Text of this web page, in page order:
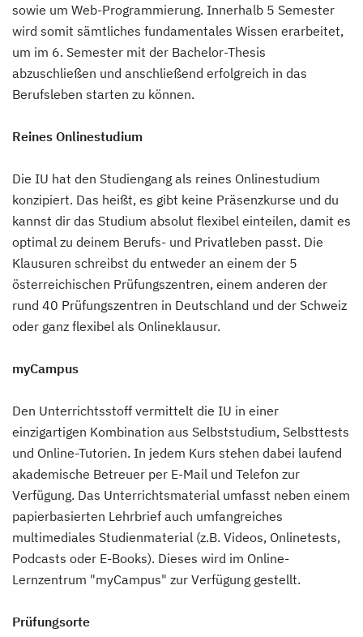
sowie um Web-Programmierung. Innerhalb 5 Semester
wird somit sämtliches fundamentales Wissen erarbeitet,
um im 6. Semester mit der Bachelor-Thesis
abzuschließen und anschließend erfolgreich in das
Berufsleben starten zu können.
Reines Onlinestudium
Die IU hat den Studiengang als reines Onlinestudium
konzipiert. Das heißt, es gibt keine Präsenzkurse und du
kannst dir das Studium absolut flexibel einteilen, damit es
optimal zu deinem Berufs- und Privatleben passt. Die
Klausuren schreibst du entweder an einem der 5
österreichischen Prüfungszentren, einem anderen der
rund 40 Prüfungszentren in Deutschland und der Schweiz
oder ganz flexibel als Onlineklausur.
myCampus
Den Unterrichtsstoff vermittelt die IU in einer
einzigartigen Kombination aus Selbststudium, Selbsttests
und Online-Tutorien. In jedem Kurs stehen dabei laufend
akademische Betreuer per E-Mail und Telefon zur
Verfügung. Das Unterrichtsmaterial umfasst neben einem
papierbasierten Lehrbrief auch umfangreiches
multimediales Studienmaterial (z.B. Videos, Onlinetests,
Podcasts oder E-Books). Dieses wird im Online-
Lernzentrum "myCampus" zur Verfügung gestellt.
Prüfungsorte